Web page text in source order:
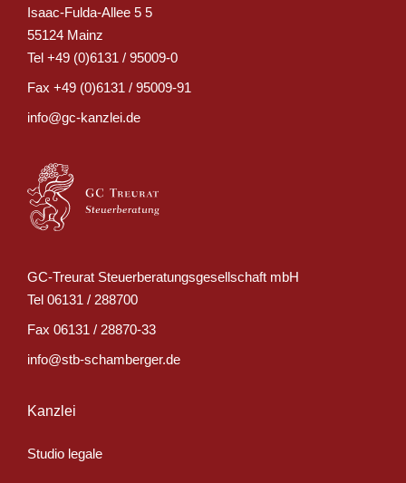
Isaac-Fulda-Allee 5 5
55124 Mainz
Tel +49 (0)6131 / 95009-0
Fax +49 (0)6131 / 95009-91
info@gc-kanzlei.de
Kanzlei
Studio legale
GC-Treurat Steuerberatungsgesellschaft mbH
Tel 06131 / 288700
Fax 06131 / 28870-33
info@stb-schamberger.de